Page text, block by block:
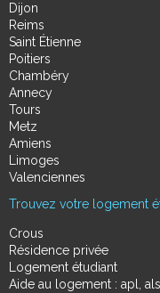
Dijon
Reims
Saint Étienne
Poitiers
Chambéry
Annecy
Tours
Metz
Amiens
Limoges
Valenciennes
Trouvez votre logement
Crous
Résidence privée
Logement étudiant
Aide au logement : apl,